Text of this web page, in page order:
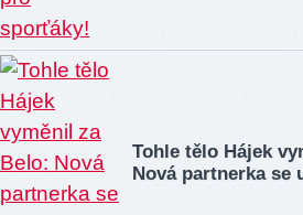
Tohle tělo Hájek
Nová partnerka se